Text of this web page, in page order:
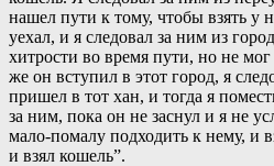
нашел пути к тому, чтобы взять у
уехал, и я следовал за ним из
хитрости во время пути, но не мог
же он вступил в этот город, я
пришел в тот хан, и тогда я
за ним, пока он не заснул и я не
мало-помалу подходить к нему, и
и взял кошель”.